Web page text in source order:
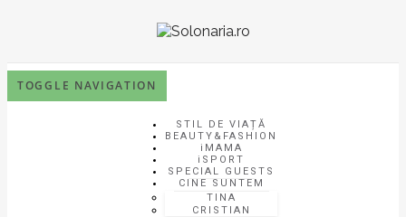
TOGGLE NAVIGATION
STIL DE VIAȚĂ
BEAUTY&FASHION
iMAMA
iSPORT
SPECIAL GUESTS
CINE SUNTEM
TINA
CRISTIAN